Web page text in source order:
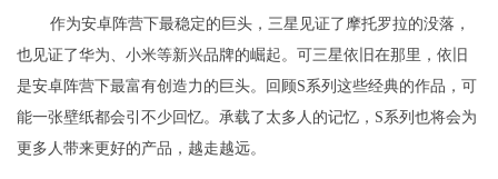
作为安卓阵营下最稳定的巨头，三星见证了摩托罗拉的没落，
也见证了华为、小米等新兴品牌的崛起。可三星依旧在那里，依旧
是安卓阵营下最富有创造力的巨头。回顾S系列这些经典的作品，可
能一张壁纸都会引不少回忆。承载了太多人的记忆，S系列也将会为
更多人带来更好的产品，越走越远。